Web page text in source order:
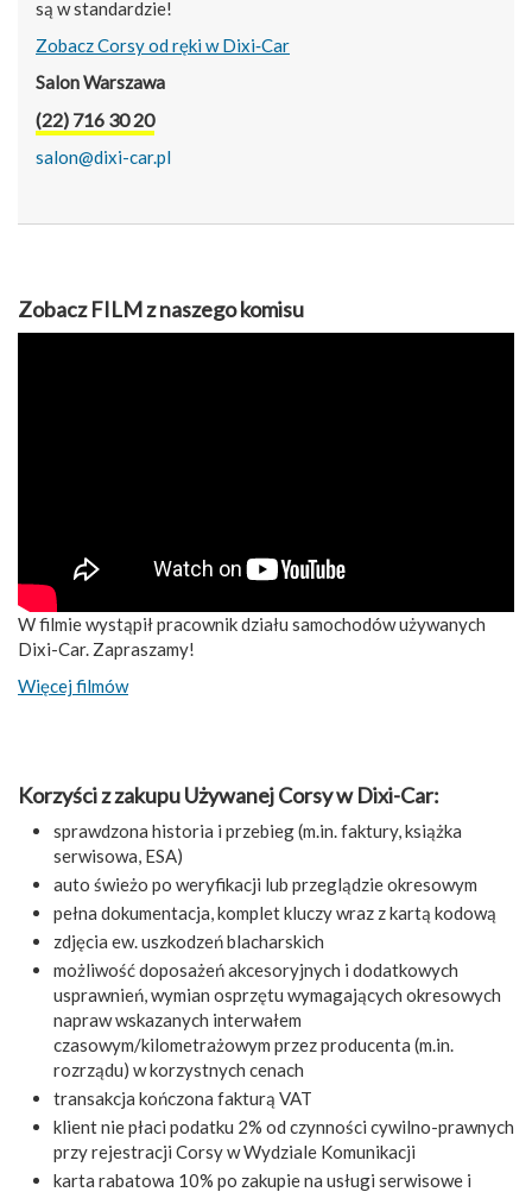
są w standardzie!
Zobacz Corsy od ręki w Dixi‑Car
Salon Warszawa
(22) 716 30 20
salon@dixi-car.pl
Zobacz FILM z naszego komisu
W filmie wystąpił pracownik działu samochodów używanych
Dixi-Car. Zapraszamy!
Więcej filmów
Korzyści z zakupu Używanej Corsy w Dixi-Car:
sprawdzona historia i przebieg (m.in. faktury, książka
serwisowa, ESA)
auto świeżo po weryfikacji lub przeglądzie okresowym
pełna dokumentacja, komplet kluczy wraz z kartą kodową
zdjęcia ew. uszkodzeń blacharskich
możliwość doposażeń akcesoryjnych i dodatkowych
usprawnień, wymian osprzętu wymagających okresowych
napraw wskazanych interwałem
czasowym/kilometrażowym przez producenta (m.in.
rozrządu) w korzystnych cenach
transakcja kończona fakturą VAT
klient nie płaci podatku 2% od czynności cywilno-prawnych
przy rejestracji Corsy w Wydziale Komunikacji
karta rabatowa 10% po zakupie na usługi serwisowe i